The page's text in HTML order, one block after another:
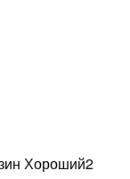
Хороший2